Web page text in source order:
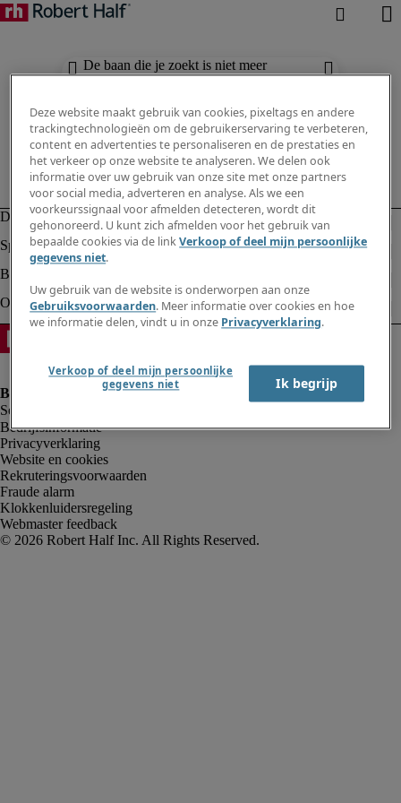
De baan die je zoekt is niet meer
beschikbaar. Zie vergelijkbare resultaten
Bedrijfsinformatie
Privacyverklaring
Website en cookies
Rekruteringsvoorwaarden
Fraude alarm
Klokkenluidersregeling
Webmaster feedback
Deze website maakt gebruik van cookies, pixeltags en andere
trackingtechnologieën om de gebruikerservaring te verbeteren,
content en advertenties te personaliseren en de prestaties en
het verkeer op onze website te analyseren. We delen ook
informatie over uw gebruik van onze site met onze partners
voor social media, adverteren en analyse. Als we een
voorkeurssignaal voor afmelden detecteren, wordt dit
gehonoreerd. U kunt zich afmelden voor het gebruik van
bepaalde cookies via de linkVerkoop of deel mijn persoonlijke
gegevens niet.
Uw gebruik van de website is onderworpen aan onze
Gebruiksvoorwaarden. Meer informatie over cookies en hoe
we informatie delen, vindt u in onze Privacyverklaring.
Verkoop of deel mijn persoonlijke
gegevens niet
Ik begrijp